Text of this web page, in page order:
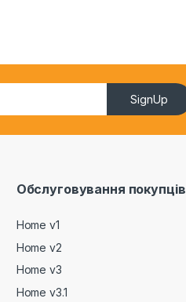
SignUp
Обслуговування покупців
Home v1
Home v2
Home v3
Home v3.1